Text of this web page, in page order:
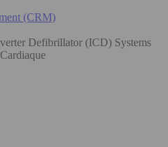
(CRM)
Defibrillator (ICD) Systems